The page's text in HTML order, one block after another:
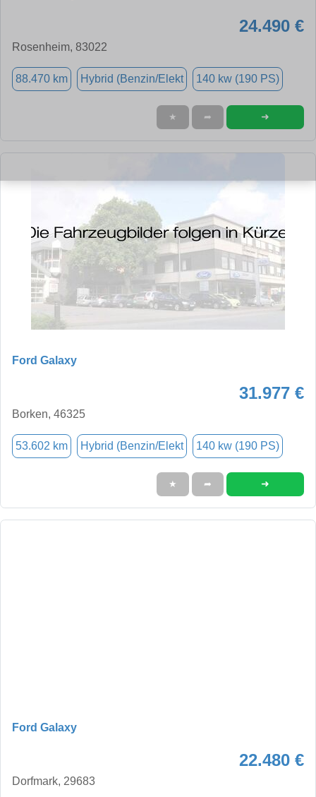
24.490 €
Rosenheim, 83022
88.470 km Hybrid (Benzin/Elekt 140 kw (190 PS)
★ ➦ ➜
Ford Galaxy
31.977 €
Borken, 46325
53.602 km Hybrid (Benzin/Elekt 140 kw (190 PS)
★ ➦ ➜
Ford Galaxy
22.480 €
Dorfmark, 29683